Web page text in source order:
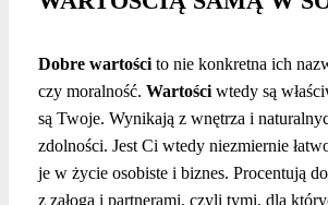
Dobre wartości to nie konkretna ich
czy moralność. Wartości wtedy są
są Twoje. Wynikają z wnętrza i
zdolności. Jest Ci wtedy niezmiernie
je w życie osobiste i biznes. Procentują
z załogą i partnerami, czyli tymi, dla